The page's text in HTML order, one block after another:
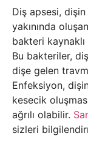
Diş apsesi,
yakınında
bakteri
Bu bakteriler,
dişe gelen
Enfeksiyon,
kesecik
ağrılı olabilir.
sizleri